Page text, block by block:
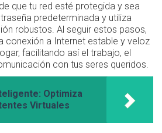
que tu red esté protegida y sea
predeterminada y utiliza
robustos. Al seguir estos pasos,
conexión a Internet estable y veloz
facilitando así el trabajo, el
con tus seres queridos.
Optimiza
Virtuales